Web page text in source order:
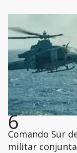
6
Comando Sur
militar